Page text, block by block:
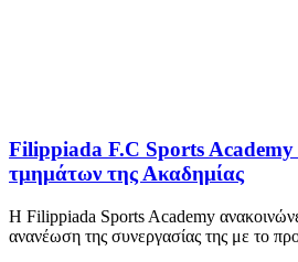
Filippiada F.C Sports Academy
τμημάτων της Ακαδημίας
Η Filippiada Sports Academy
ανανέωση της συνεργασίας της με το